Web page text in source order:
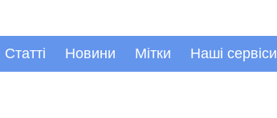
Статті Новини Мітки Наші сервіси